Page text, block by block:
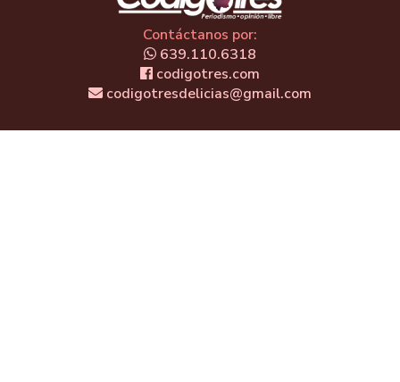
Contáctanos por:
639.110.6318
codigotres.com
codigotresdelicias@gmail.com